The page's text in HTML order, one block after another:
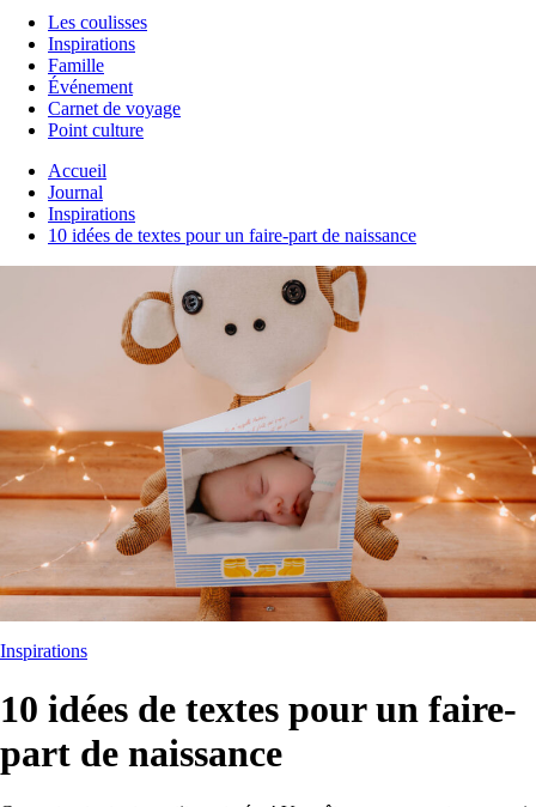
Les coulisses
Inspirations
Famille
Événement
Carnet de voyage
Point culture
Accueil
Journal
Inspirations
10 idées de textes pour un faire-part de naissance
Inspirations
10 idées de textes pour un faire-
part de naissance